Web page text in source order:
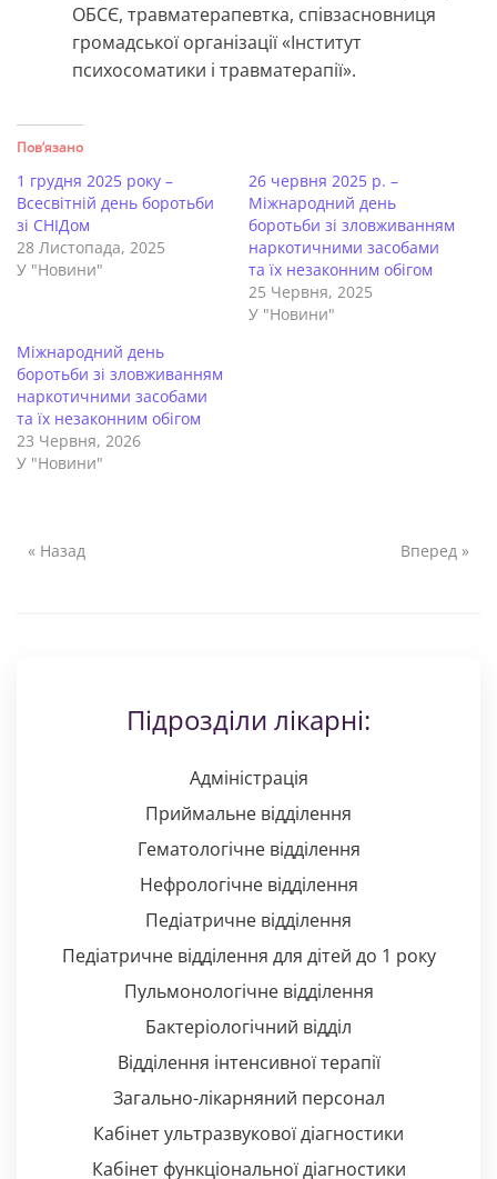
ОБСЄ, травматерапевтка, співзасновниця
громадської організації «Інститут
психосоматики і травматерапії».
Пов’язано
1 грудня 2025 року –
Всесвітній день боротьби
зі СНІДом
28 Листопада, 2025
У "Новини"
26 червня 2025 р. –
Міжнародний день
боротьби зі зловживанням
наркотичними засобами
та їх незаконним обігом
25 Червня, 2025
У "Новини"
Міжнародний день
боротьби зі зловживанням
наркотичними засобами
та їх незаконним обігом
23 Червня, 2026
У "Новини"
« Назад Вперед »
Підрозділи лікарні:
Адміністрація
Приймальне відділення
Гематологічне відділення
Нефрологічне відділення
Педіатричне відділення
Педіатричне відділення для дітей до 1 року
Пульмонологічне відділення
Бактеріологічний відділ
Відділення інтенсивної терапії
Загально-лікарняний персонал
Кабінет ультразвукової діагностики
Кабінет функціональної діагностики